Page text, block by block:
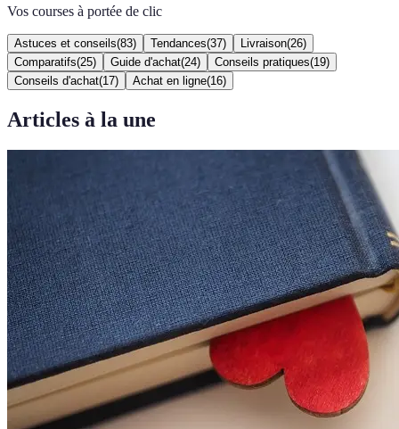
Vos courses à portée de clic
Astuces et conseils(83) Tendances(37) Livraison(26)
Comparatifs(25) Guide d'achat(24) Conseils pratiques(19)
Conseils d'achat(17) Achat en ligne(16)
Articles à la une